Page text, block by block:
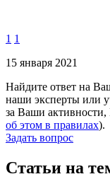
1 1
15 января 2021
Найдите ответ на
наши эксперты или
за Ваши
об этом в правилах).
Задать вопрос
Статьи на